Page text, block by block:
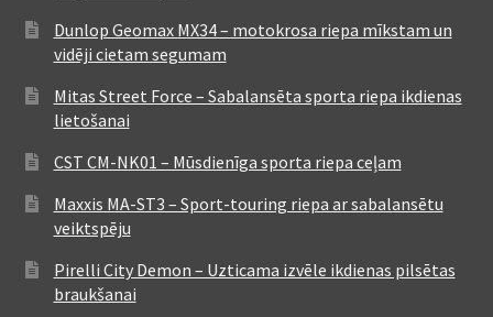
Dunlop Geomax MX34 – motokrosa riepa mīkstam un
vidēji cietam segumam
Mitas Street Force – Sabalansēta sporta riepa ikdienas
lietošanai
CST CM-NK01 – Mūsdienīga sporta riepa ceļam
Maxxis MA-ST3 – Sport-touring riepa ar sabalansētu
veiktspēju
Pirelli City Demon – Uzticama izvēle ikdienas pilsētas
braukšanai